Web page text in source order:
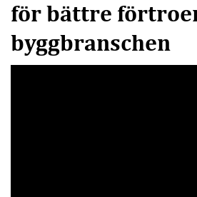
för bättre
byggbranschen